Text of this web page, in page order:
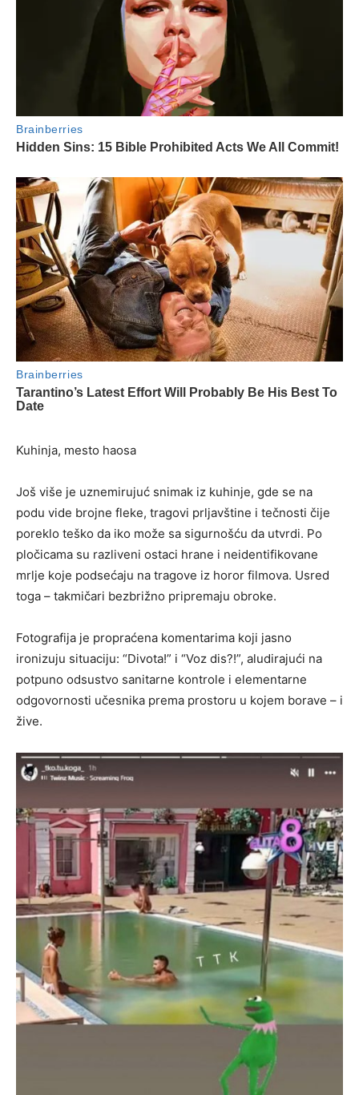
Kuhinja, mesto haosa
Još više je uznemirujuć snimak iz kuhinje, gde se na
podu vide brojne fleke, tragovi prljavštine i tečnosti čije
poreklo teško da iko može sa sigurnošću da utvrdi. Po
pločicama su razliveni ostaci hrane i neidentifikovane
mrlje koje podsećaju na tragove iz horor filmova. Usred
toga – takmičari bezbrižno pripremaju obroke.
Fotografija je propraćena komentarima koji jasno
ironizuju situaciju: “Divota!” i “Voz dis?!”, aludirajući na
potpuno odsustvo sanitarne kontrole i elementarne
odgovornosti učesnika prema prostoru u kojem borave – i
žive.